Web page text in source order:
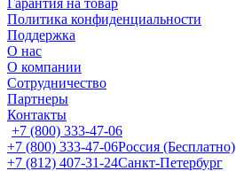
Гарантия на товар
Политика конфиденциальности
Поддержка
О нас
О компании
Сотрудничество
Партнеры
Контакты
+7 (800) 333-47-06
+7 (800) 333-47-06Россия (Бесплатно)
+7 (812) 407-31-24Санкт-Петербург